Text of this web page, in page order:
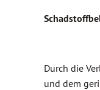
Durch die
und dem